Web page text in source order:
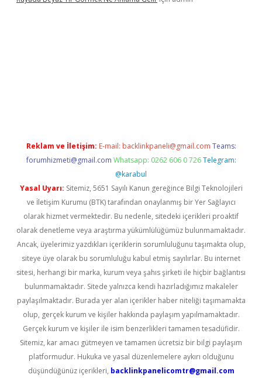
Reklam ve İletişim: E-mail: backlinkpaneli@gmail.com Teams:
forumhizmeti@gmail.com Whatsapp: 0262 606 0 726 Telegram:
@karabul
Yasal Uyarı: Sitemiz, 5651 Sayılı Kanun gereğince Bilgi Teknolojileri
ve İletişim Kurumu (BTK) tarafından onaylanmış bir Yer Sağlayıcı
olarak hizmet vermektedir. Bu nedenle, sitedeki içerikleri proaktif
olarak denetleme veya araştırma yükümlülüğümüz bulunmamaktadır.
Ancak, üyelerimiz yazdıkları içeriklerin sorumluluğunu taşımakta olup,
siteye üye olarak bu sorumluluğu kabul etmiş sayılırlar. Bu internet
sitesi, herhangi bir marka, kurum veya şahıs şirketi ile hiçbir bağlantısı
bulunmamaktadır. Sitede yalnızca kendi hazırladığımız makaleler
paylaşılmaktadır. Burada yer alan içerikler haber niteliği taşımamakta
olup, gerçek kurum ve kişiler hakkında paylaşım yapılmamaktadır.
Gerçek kurum ve kişiler ile isim benzerlikleri tamamen tesadüfidir.
Sitemiz, kar amacı gütmeyen ve tamamen ücretsiz bir bilgi paylaşım
platformudur. Hukuka ve yasal düzenlemelere aykırı olduğunu
düşündüğünüz içerikleri, backlinkpanelicomtr@gmail.com